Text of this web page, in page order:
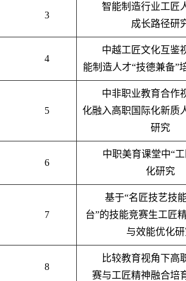
3
智能制造行业工匠
成长路径研
4
中越工匠文化互鉴
能制造人才“技德兼备”
5
中非职业教育合作
化融入高职国际化新质
研究
6
中职美育课堂中“
化研究
7
基于“名匠技艺技
台”的技能竞赛生工匠
与效能优化
8
比较教育视角下高
赛与工匠精神融合培